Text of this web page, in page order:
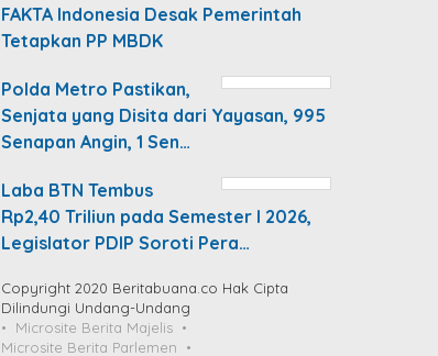
FAKTA Indonesia Desak Pemerintah
Tetapkan PP MBDK
Polda Metro Pastikan,
Senjata yang Disita dari Yayasan, 995
Senapan Angin, 1 Sen…
Laba BTN Tembus
Rp2,40 Triliun pada Semester I 2026,
Legislator PDIP Soroti Pera…
Copyright 2020 Beritabuana.co Hak Cipta
Dilindungi Undang-Undang
Microsite Berita Majelis
Microsite Berita Parlemen